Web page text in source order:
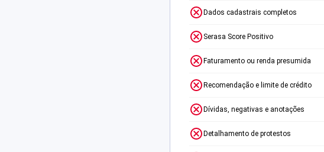
Dados cadastrais completos
Serasa Score Positivo
Faturamento ou renda presumida
Recomendação e limite de crédito
Dívidas, negativas e anotações
Detalhamento de protestos